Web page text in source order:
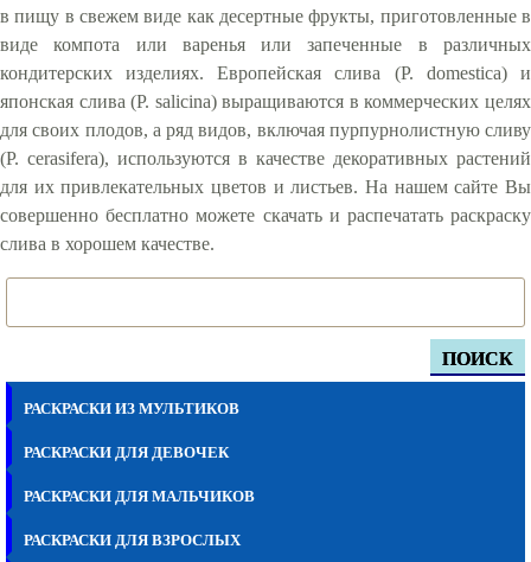
ПОИСК
РАСКРАСКИ ИЗ МУЛЬТИКОВ
РАСКРАСКИ ДЛЯ ДЕВОЧЕК
РАСКРАСКИ ДЛЯ МАЛЬЧИКОВ
РАСКРАСКИ ДЛЯ ВЗРОСЛЫХ
в пищу в свежем виде как десертные фрукты, приготовленные в
виде компота или варенья или запеченные в различных
кондитерских изделиях. Европейская слива (P. domestica) и
японская слива (P. salicina) выращиваются в коммерческих целях
для своих плодов, а ряд видов, включая пурпурнолистную сливу
(P. cerasifera), используются в качестве декоративных растений
для их привлекательных цветов и листьев. На нашем сайте Вы
совершенно бесплатно можете скачать и распечатать раскраску
слива в хорошем качестве.